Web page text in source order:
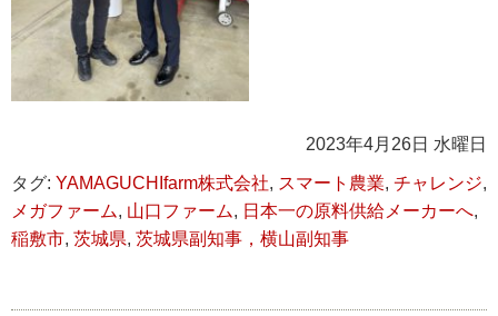
2023年4月26日 水曜日
タグ: YAMAGUCHIfarm株式会社, スマート農業, チャレンジ,
メガファーム, 山口ファーム, 日本一の原料供給メーカーへ,
稲敷市, 茨城県, 茨城県副知事，横山副知事